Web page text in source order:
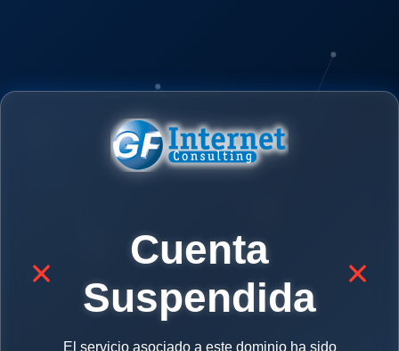
Cuenta
Suspendida
El servicio asociado a este dominio ha sido